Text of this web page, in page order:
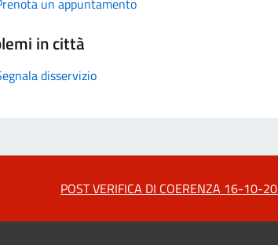
in città
disservizio
POST VERIFICA DI COERENZA 16-10-